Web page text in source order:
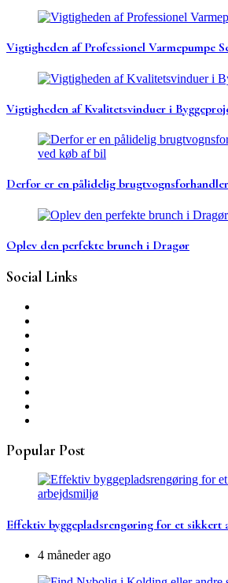
Vigtigheden af Professionel Varmepumpe
Vigtigheden af Kvalitetsvinduer i
Derfor er en pålidelig
Oplev den perfekte brunch i Dragør
Social Links
Popular Post
Effektiv byggepladsrengøring for et sikkert
4 måneder ago